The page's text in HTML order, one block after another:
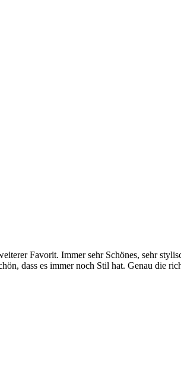
Favorit. Immer sehr Schönes, sehr
dass es immer noch Stil hat. Genau die